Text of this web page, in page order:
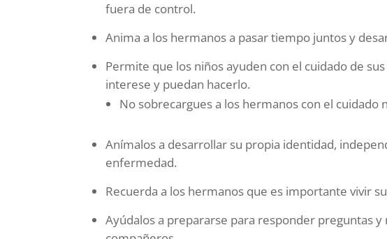
fuera de control.
Anima a los hermanos a pasar tiempo juntos y
Permite que los niños ayuden con el cuidado de
interese y puedan hacerlo.
No sobrecargues a los hermanos con el cuidado
Anímalos a desarrollar su propia identidad,
enfermedad.
Recuerda a los hermanos que es importante vivir
Ayúdalos a prepararse para responder preguntas